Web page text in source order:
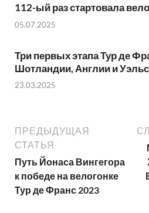
112-ый раз стартовала
05.07.2025
Три первых этапа Тур де
Шотландии, Англии и
23.03.2025
ПРЕДЫДУЩАЯ
СТАТЬЯ
Путь Йонаса Вингегора
к победе на велогонке
Тур де Франс 2023